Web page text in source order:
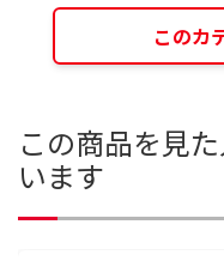
このカ
この商品を見
います